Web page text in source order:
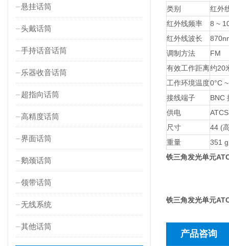
悬挂话筒
头戴话筒
手持话音话筒
乐器收音话筒
超指向话筒
高精度话筒
界面话筒
鹅颈话筒
领带话筒
无线系统
其他话筒
类别
红外
红外线频率
8 ~
红外线波长
调制方法
FM
有效工作距离约20
工作环境温度0°C
接线端子
BNC
供电
尺寸
44 (
重量
351 g
铁三角发光单元
铁三角发光单元
产品咨询